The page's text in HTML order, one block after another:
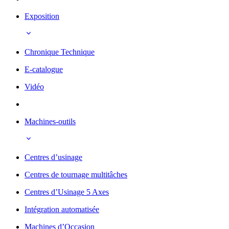
Exposition
Chronique Technique
E-catalogue
Vidéo
Machines-outils
Centres d’usinage
Centres de tournage multitâches
Centres d’Usinage 5 Axes
Intégration automatisée
Machines d’Occasion